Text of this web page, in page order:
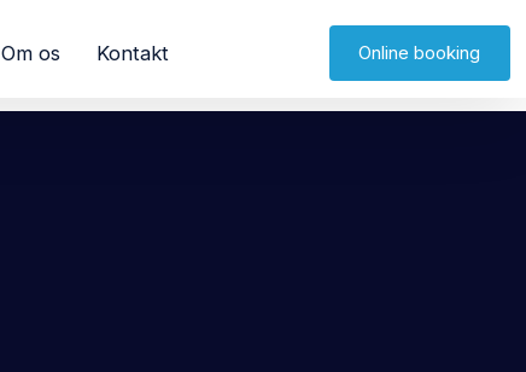
Om os Kontakt Online booking